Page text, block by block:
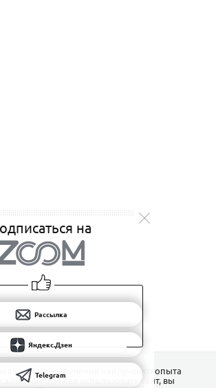
на
Рассылка
Яндекс.Дзен
Telegram
для обеспечения наилучшего опыта
Продолжая использовать сайт, вы